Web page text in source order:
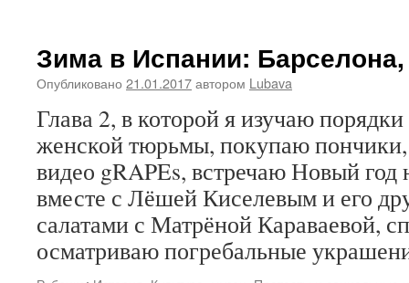
Зима в Испании: Барселона,
Опубликовано 21.01.2017автором Lubava
Глава 2, в которой я изучаю
женской тюрьмы, покупаю
видео gRAPEs, встречаю Новый
вместе с Лёшей Киселевым и его
салатами с Матрёной Караваевой,
осматриваю погребальные